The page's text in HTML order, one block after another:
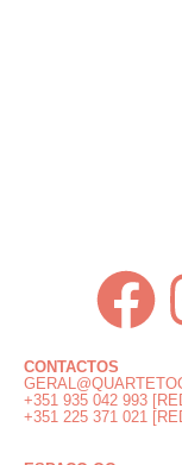
CONTACTOS
+351 935 042 993
+351 225 371 021